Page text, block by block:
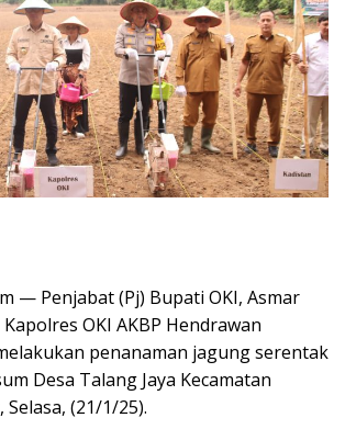
— Penjabat (Pj) Bupati OKI, Asmar
OKI AKBP Hendrawan
penanaman jagung serentak
Desa Talang Jaya Kecamatan
(21/1/25).